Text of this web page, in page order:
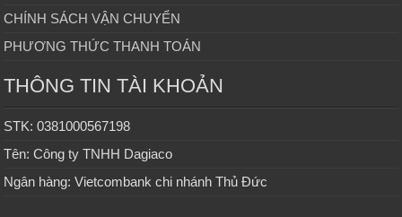
CHÍNH SÁCH VẬN CHUYỂN
PHƯƠNG THỨC THANH TOÁN
THÔNG TIN TÀI KHOẢN
STK: 0381000567198
Tên: Công ty TNHH Dagiaco
Ngân hàng: Vietcombank chi nhánh Thủ Đức